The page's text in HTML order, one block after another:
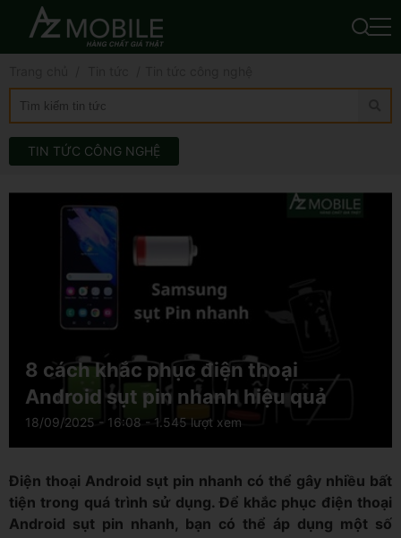
TIN TỨC CÔNG NGHỆ
8 cách khắc phục điện thoại
Android sụt pin nhanh hiệu quả
18/09/2025 - 16:08 - 1.545 lượt xem
Điện thoại Android sụt pin nhanh có thể gây nhiều bất
tiện trong quá trình sử dụng. Để khắc phục điện thoại
Android sụt pin nhanh, bạn có thể áp dụng một số